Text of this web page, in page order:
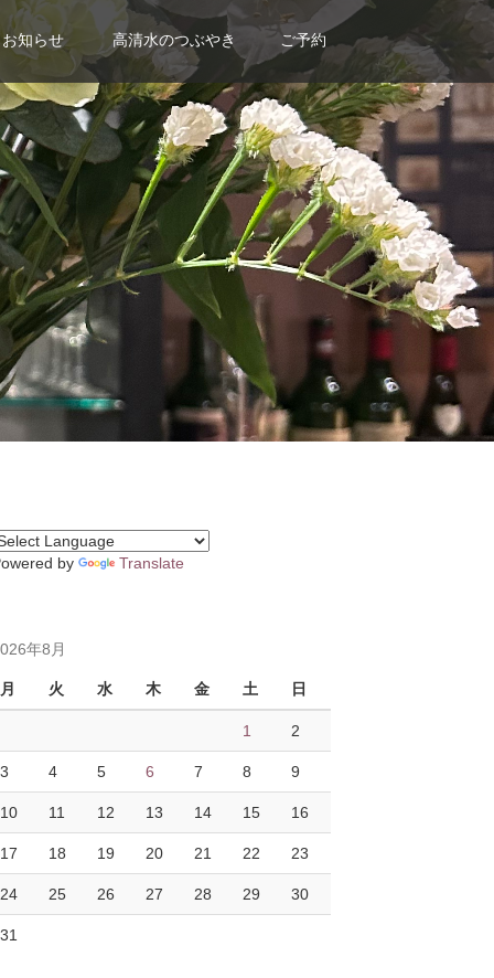
お知らせ 高清水のつぶやき ご予約
by Translate
年8月
月 火 水 木 金 土 日
1 2
3 4 5 6 7 8 9
10 11 12 13 14 15 16
17 18 19 20 21 22 23
24 25 26 27 28 29 30
31